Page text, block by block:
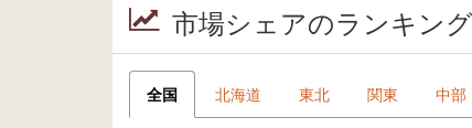
市場シェアのランキング
全国 北海道 東北 関東 中部